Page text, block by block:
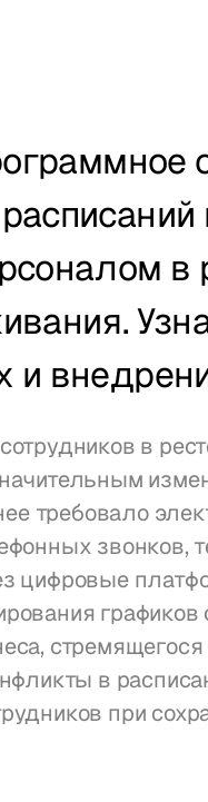
в
и
в
требовало
звонков,
цифровые
в
при